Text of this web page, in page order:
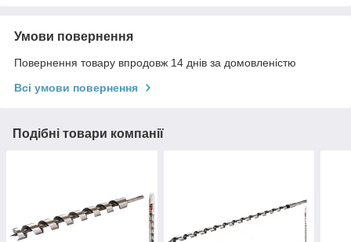
Умови повернення
Повернення товару впродовж 14 днів за домовленістю
Всі умови повернення
Подібні товари компанії